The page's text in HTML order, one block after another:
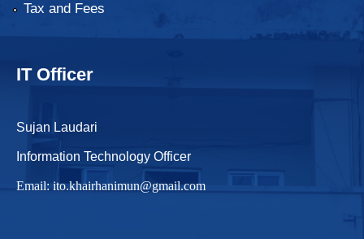
Tax and Fees
IT Officer
Sujan Laudari
Information Technology Officer
Email: ito.khairhanimun@gmail.com